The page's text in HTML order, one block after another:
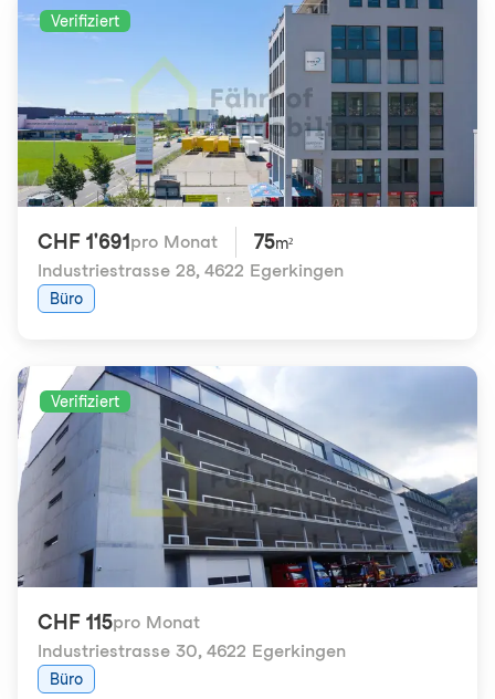
Verifiziert
CHF 1'691 pro Monat 75m²
Industriestrasse 28, 4622 Egerkingen
Büro
Verifiziert
CHF 115pro Monat
Industriestrasse 30, 4622 Egerkingen
Büro